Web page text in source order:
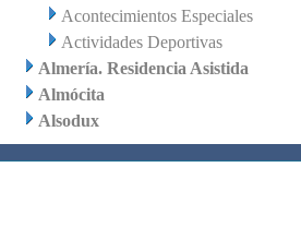
Acontecimientos Especiales
Actividades Deportivas
Almería. Residencia Asistida
Almócita
Alsodux